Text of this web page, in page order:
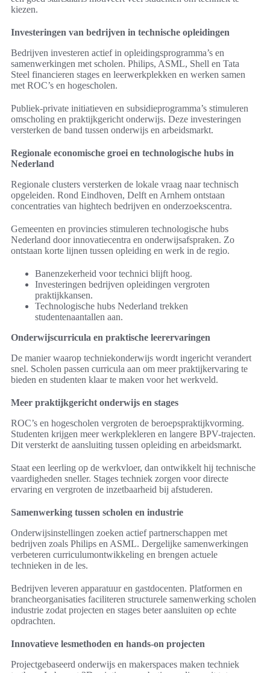
kiezen.
Investeringen van bedrijven in technische opleidingen
Bedrijven investeren actief in opleidingsprogramma’s en
samenwerkingen met scholen. Philips, ASML, Shell en Tata
Steel financieren stages en leerwerkplekken en werken samen
met ROC’s en hogescholen.
Publiek-private initiatieven en subsidieprogramma’s stimuleren
omscholing en praktijkgericht onderwijs. Deze investeringen
versterken de band tussen onderwijs en arbeidsmarkt.
Regionale economische groei en technologische hubs in
Nederland
Regionale clusters versterken de lokale vraag naar technisch
opgeleiden. Rond Eindhoven, Delft en Arnhem ontstaan
concentraties van hightech bedrijven en onderzoekscentra.
Gemeenten en provincies stimuleren technologische hubs
Nederland door innovatiecentra en onderwijsafspraken. Zo
ontstaan korte lijnen tussen opleiding en werk in de regio.
Banenzekerheid voor technici blijft hoog.
Investeringen bedrijven opleidingen vergroten
praktijkkansen.
Technologische hubs Nederland trekken
studentenaantallen aan.
Onderwijscurricula en praktische leerervaringen
De manier waarop techniekonderwijs wordt ingericht verandert
snel. Scholen passen curricula aan om meer praktijkervaring te
bieden en studenten klaar te maken voor het werkveld.
Meer praktijkgericht onderwijs en stages
ROC’s en hogescholen vergroten de beroepspraktijkvorming.
Studenten krijgen meer werkplekleren en langere BPV-trajecten.
Dit versterkt de aansluiting tussen opleiding en arbeidsmarkt.
Staat een leerling op de werkvloer, dan ontwikkelt hij technische
vaardigheden sneller. Stages techniek zorgen voor directe
ervaring en vergroten de inzetbaarheid bij afstuderen.
Samenwerking tussen scholen en industrie
Onderwijsinstellingen zoeken actief partnerschappen met
bedrijven zoals Philips en ASML. Dergelijke samenwerkingen
verbeteren curriculumontwikkeling en brengen actuele
technieken in de les.
Bedrijven leveren apparatuur en gastdocenten. Platformen en
brancheorganisaties faciliteren structurele samenwerking scholen
industrie zodat projecten en stages beter aansluiten op echte
opdrachten.
Innovatieve lesmethoden en hands-on projecten
Projectgebaseerd onderwijs en makerspaces maken techniek